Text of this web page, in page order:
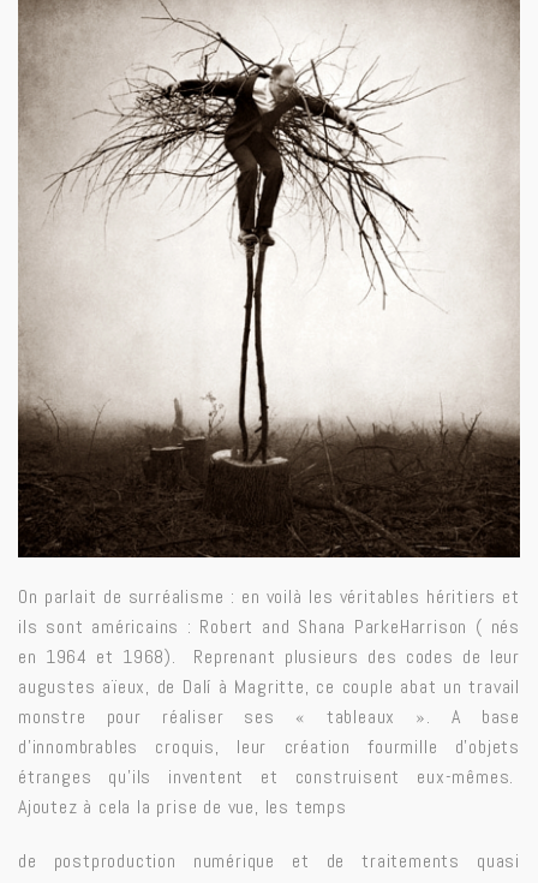
On parlait de surréalisme : en voilà les véritables héritiers et
ils sont américains : Robert and Shana ParkeHarrison ( nés
en 1964 et 1968). Reprenant plusieurs des codes de leur
augustes aïeux, de Dalí à Magritte, ce couple abat un travail
monstre pour réaliser ses « tableaux ». A base
d’innombrables croquis, leur création fourmille d’objets
étranges qu’ils inventent et construisent eux-mêmes.
Ajoutez à cela la prise de vue, les temps
de postproduction numérique et de traitements quasi